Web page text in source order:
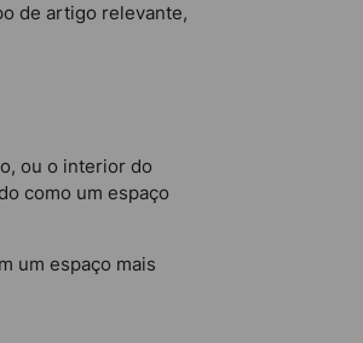
de artigo relevante,
ou o interior do
como um espaço
um espaço mais